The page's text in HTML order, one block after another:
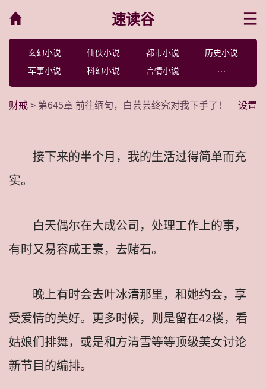
速读谷
玄幻小说 仙侠小说 都市小说
历史小说
军事小说
科幻小说 言情小说 ···
设置
财戒 > 第645章 前往缅甸，白芸芸终究对我下手了！
接下来的半个月，我的生活过得简单而充
实。
白天偶尔在大成公司，处理工作上的事，
有时又易容成王豪，去赌石。
晚上有时会去叶冰清那里，和她约会，享
受爱情的美好。更多时候，则是留在42楼，看
姑娘们排舞，或是和方清雪等等顶级美女讨论
新节目的编排。